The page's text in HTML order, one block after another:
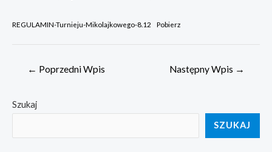
REGULAMIN-Turnieju-Mikolajkowego-8.12 Pobierz
Nawigacja
← Poprzedni Wpis Następny Wpis →
Szukaj
SZUKAJ